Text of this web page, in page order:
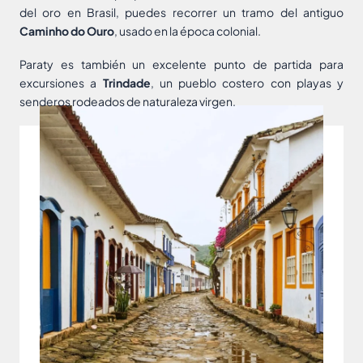
del oro en Brasil, puedes recorrer un tramo del antiguo
Caminho do Ouro, usado en la época colonial.
Paraty es también un excelente punto de partida para
excursiones a Trindade, un pueblo costero con playas y
senderos rodeados de naturaleza virgen.